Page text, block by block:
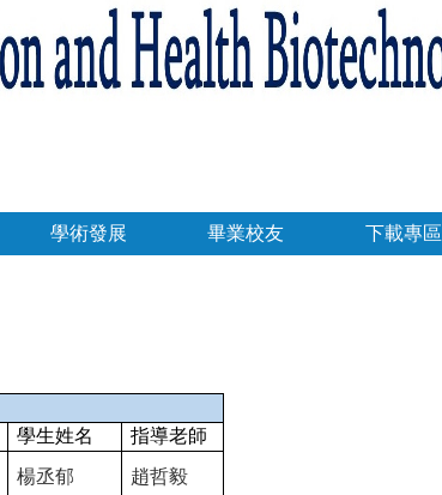
學術發展 畢業校友 下載專區
學生姓名
指導老師
楊丞郁 趙哲毅